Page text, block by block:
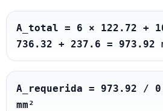
A_total = 6 × 122.72 +
736.32 + 237.6 = 973.92
A_requerida = 973.92 /
mm²